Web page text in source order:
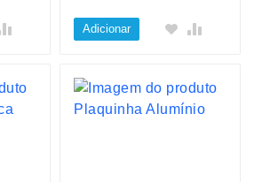
Adicionar